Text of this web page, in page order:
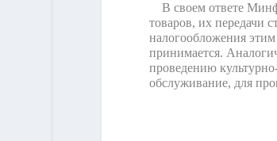
В своем ответе
товаров, их передачи
налогообложения
принимается.
проведению
обслуживание, для